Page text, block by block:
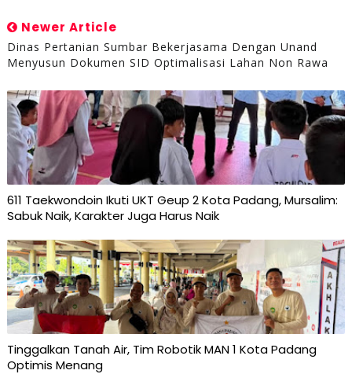
Newer Article
Dinas Pertanian Sumbar Bekerjasama Dengan Unand
Menyusun Dokumen SID Optimalisasi Lahan Non Rawa
611 Taekwondoin Ikuti UKT Geup 2 Kota Padang, Mursalim:
Sabuk Naik, Karakter Juga Harus Naik
Tinggalkan Tanah Air, Tim Robotik MAN 1 Kota Padang
Optimis Menang